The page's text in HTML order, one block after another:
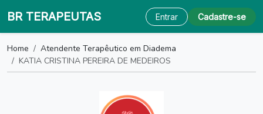
BR TERAPEUTAS Entrar Cadastre-se
Home
Atendente Terapêutico em Diadema
KATIA CRISTINA PEREIRA DE MEDEIROS